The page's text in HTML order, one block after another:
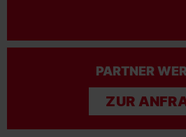
PARTNER
ZUR